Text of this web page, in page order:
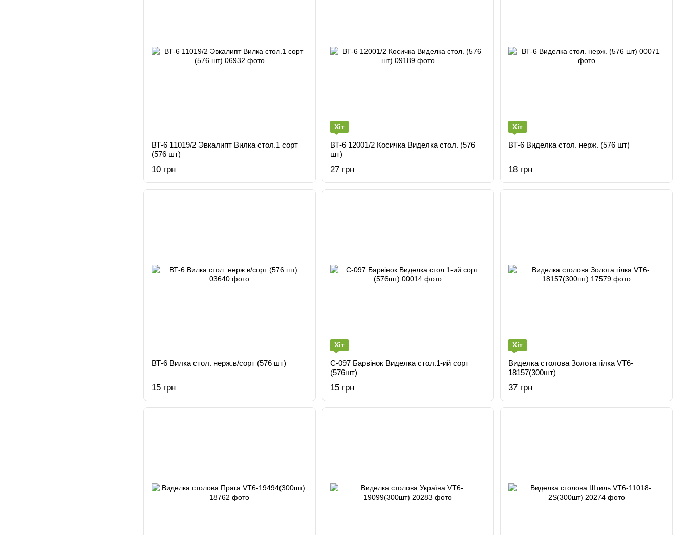
ВТ-6 11019/2 Эвкалипт Вилка стол.1 сорт
(576 шт)
10 грн
Хіт
ВТ-6 12001/2 Косичка Виделка стол. (576
шт)
27 грн
Хіт
ВТ-6 Виделка стол. нерж. (576 шт)
18 грн
ВТ-6 Вилка стол. нерж.в/сорт (576 шт)
15 грн
Хіт
С-097 Барвінок Виделка стол.1-ий сорт
(576шт)
15 грн
Хіт
Виделка столова Золота гілка VT6-
18157(300шт)
37 грн